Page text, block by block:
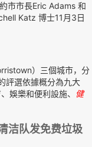
市市長Eric Adams 和
Katz 博士11月3日
）三個城市，分
評選依據概分為九大
娛樂和便利設施、
健
洁队发免费垃圾